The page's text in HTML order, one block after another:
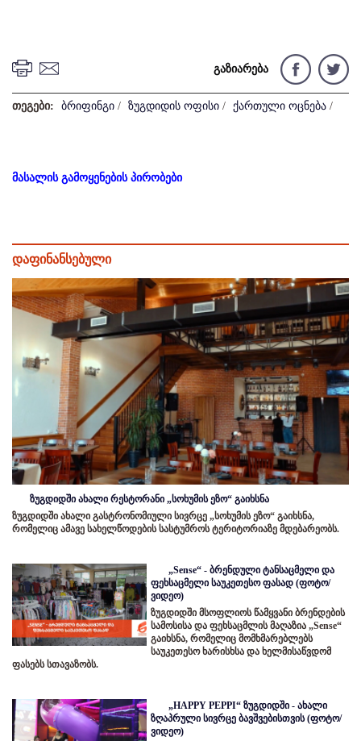
გაზიარება
თეგები: ბრიფინგი / ზუგდიდის ოფისი / ქართული ოცნება /
მასალის გამოყენების პირობები
დაფინანსებული
ზუგდიდში ახალი რესტორანი „სოხუმის ეზო“ გაიხსნა
ზუგდიდში ახალი გასტრონომიული სივრცე „სოხუმის ეზო“ გაიხსნა,
რომელიც ამავე სახელწოდების სასტუმროს ტერიტორიაზე მდებარეობს.
„Sense“ - ბრენდული ტანსაცმელი და
ფეხსაცმელი საუკეთესო ფასად (ფოტო/
ვიდეო)
ზუგდიდში მსოფლიოს წამყვანი ბრენდების
სამოსისა და ფეხსაცმლის მაღაზია „Sense“
გაიხსნა, რომელიც მომხმარებლებს
საუკეთესო ხარისხსა და ხელმისაწვდომ
ფასებს სთავაზობს.
„HAPPY PEPPI“ ზუგდიდში - ახალი
ზღაპრული სივრცე ბავშვებისთვის (ფოტო/
ვიდეო)